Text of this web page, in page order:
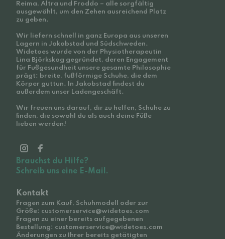
Reima, Altra und Froddo – alle sorgfältig
ausgewählt, um den Zehen ausreichend Platz
zu geben.
Wir liefern schnell in ganz Europa aus unseren
Lagern in Jakobstad und Südschweden.
Widetoes wurde von der Physiotherapeutin
Lina Björkskog gegründet, deren Engagement
für Fußgesundheit unsere gesamte Philosophie
prägt: breite, fußförmige Schuhe, die dem
Körper guttun. In Jakobstad findest du
außerdem unser Ladengeschäft.
Wir freuen uns darauf, dir zu helfen, Schuhe zu
finden, die sowohl du als auch deine Füße
lieben werden!
Brauchst du Hilfe?
Schreib uns eine E-Mail.
Kontakt
Fragen zum Kauf, Schuhmodell oder zur
Größe: customerservice@widetoes.com
Fragen zu einer bereits aufgegebenen
Bestellung: customerservice@widetoes.com
Änderungen zu Ihrer bereits getätigten